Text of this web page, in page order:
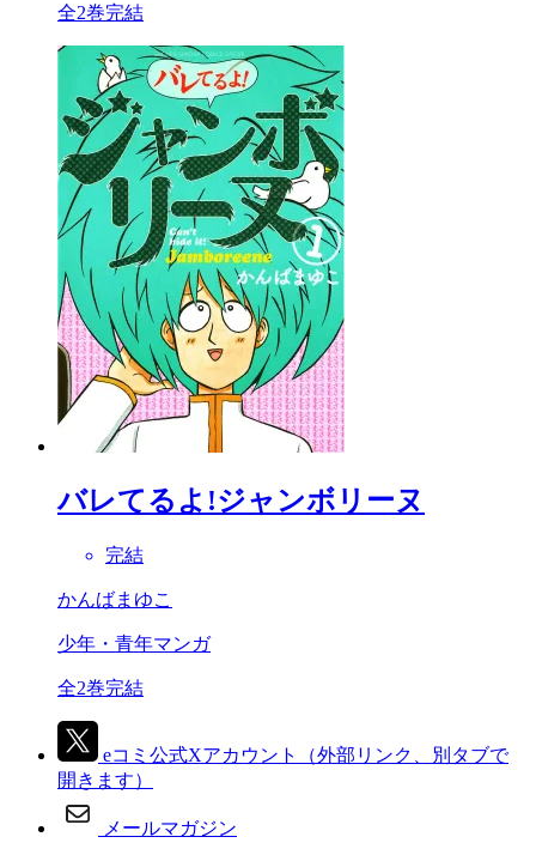
全2巻完結
バレてるよ!ジャンボリーヌ
完結
かんばまゆこ
少年・青年マンガ
全2巻完結
eコミ公式Xアカウント
（外部リンク、別タブで
開きます）
メールマガジン